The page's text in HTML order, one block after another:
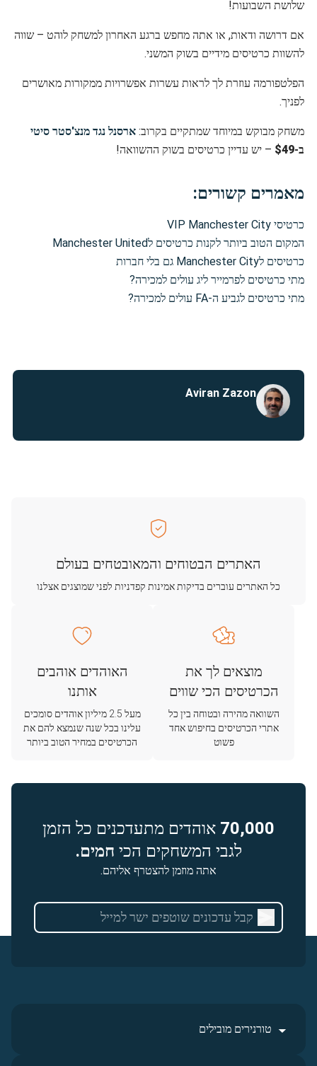
שלושת השבועות!
אם דרושה ודאות, או אתה מחפש ברגע האחרון למשחק לוהט – שווה
להשוות כרטיסים מידיים בשוק המשני.
הפלטפורמה עוזרת לך לראות עשרות אפשרויות ממקורות מאושרים
לפניך.
משחק מבוקש במיוחד שמתקיים בקרוב: ארסנל נגד מנצ'סטר סיטי
ב-$49 – יש עדיין כרטיסים בשוק ההשוואה!
מאמרים קשורים:
כרטיסי VIP Manchester City
המקום הטוב ביותר לקנות כרטיסים לManchester United
כרטיסים לManchester City גם בלי חברות
מתי כרטיסים לפרמייר ליג עולים למכירה?
מתי כרטיסים לגביע ה-FA עולים למכירה?
Aviran Zazon
האתרים הבטוחים והמאובטחים בעולם
כל האתרים עוברים בדיקות אמינות קפדניות לפני שמוצגים אצלנו
מוצאים לך את
הכרטיסים הכי שווים
השוואה מהירה ובטוחה בין כל
אתרי הכרטיסים בחיפוש אחד
פשוט
האוהדים אוהבים
אותנו
מעל 2.5 מיליון אוהדים סומכים
עלינו בכל שנה שנמצא להם את
הכרטיסים במחיר הטוב ביותר
70,000 אוהדים מתעדכנים כל הזמן
לגבי המשחקים הכי חמים.
אתה מוזמן להצטרף אליהם.
טורנירים מובילים